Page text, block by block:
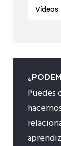
Vídeos
Puedes